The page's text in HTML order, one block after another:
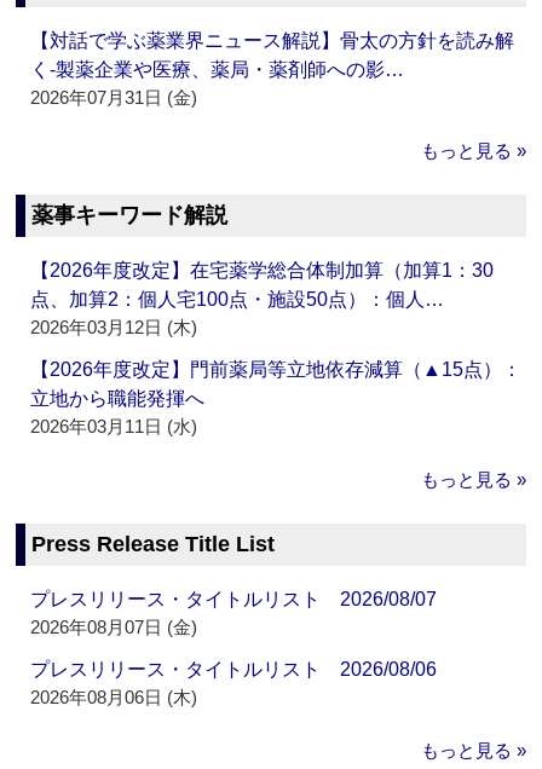
【対話で学ぶ薬業界ニュース解説】骨太の方針を読み解
く‐製薬企業や医療、薬局・薬剤師への影…
2026年07月31日 (金)
もっと見る »
薬事キーワード解説
【2026年度改定】在宅薬学総合体制加算（加算1：30
点、加算2：個人宅100点・施設50点）：個人…
2026年03月12日 (木)
【2026年度改定】門前薬局等立地依存減算（▲15点）：
立地から職能発揮へ
2026年03月11日 (水)
もっと見る »
Press Release Title List
プレスリリース・タイトルリスト 2026/08/07
2026年08月07日 (金)
プレスリリース・タイトルリスト 2026/08/06
2026年08月06日 (木)
もっと見る »